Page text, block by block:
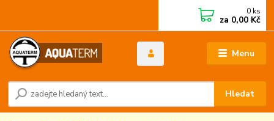
Menu
Hledat
0 ks
za 0,00 Kč